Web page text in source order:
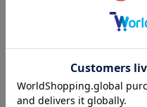
今治タオル／スリムバスタオル